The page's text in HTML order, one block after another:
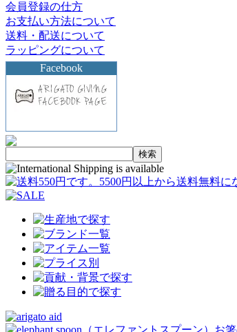
会員登録の仕方
お支払い方法について
送料・配送について
ラッピングについて
Facebook